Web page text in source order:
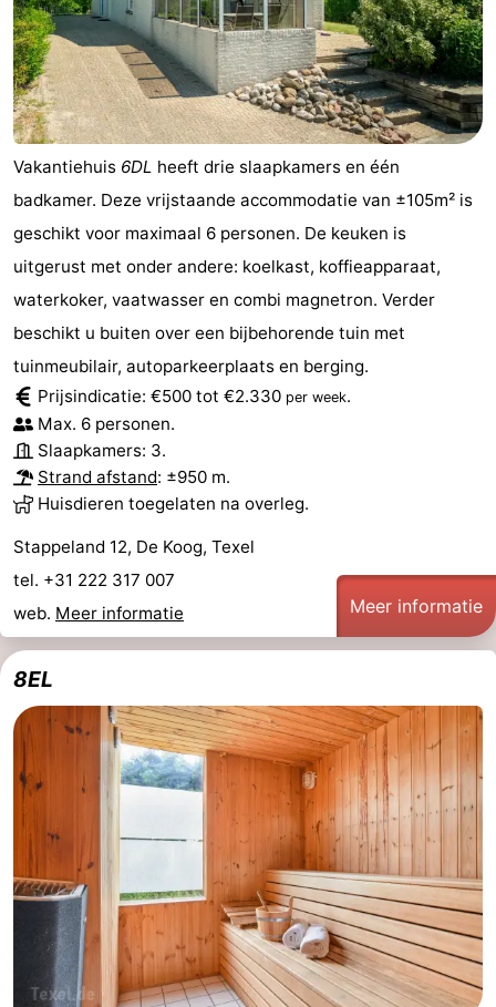
Vakantiehuis 6DL heeft drie slaapkamers en één
badkamer. Deze vrijstaande accommodatie van ±105m² is
geschikt voor maximaal 6 personen. De keuken is
uitgerust met onder andere: koelkast, koffieapparaat,
waterkoker, vaatwasser en combi magnetron. Verder
beschikt u buiten over een bijbehorende tuin met
tuinmeubilair, autoparkeerplaats en berging.
Prijsindicatie: €500 tot €2.330 per week.
Max. 6 personen.
Slaapkamers: 3.
Strand afstand: ±950 m.
Huisdieren toegelaten na overleg.
Stappeland 12, De Koog, Texel
tel. +31 222 317 007
web. Meer informatie Meer informatie
8EL